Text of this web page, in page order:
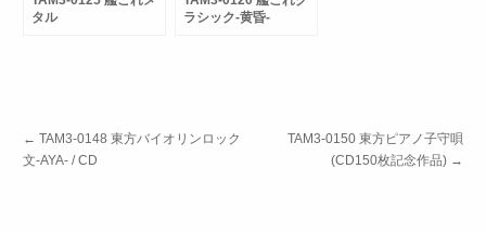
タル
ラシック-黄昏-
← TAM3-0148 東方バイオリンロック
文-AYA- / CD
TAM3-0150 東方ピアノ子守唄
(CD150枚記念作品) →